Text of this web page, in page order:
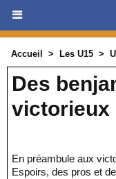
Accueil > Les U15 >
Des
victorieux
En préambule aux victoires (dans l'ordre chronologique) des
Espoirs, des pros et